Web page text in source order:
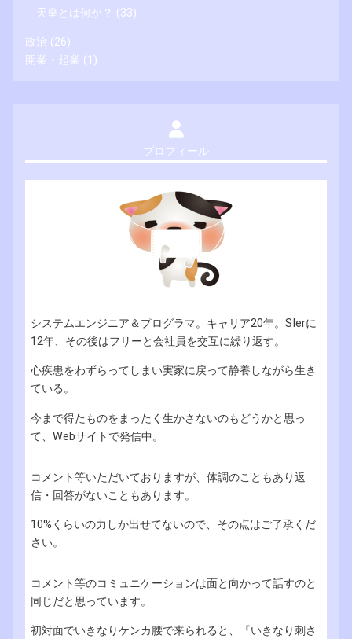
天皇とは何か？ (33)
政治 (26)
開業・起業 (1)
プロフィール
システムエンジニア＆プログラマ。キャリア20年。SIerに
12年、その後はフリーと会社員を交互に繰り返す。
心疾患をわずらってしまい実家に戻って静養しながら生き
ている。
今まで得たものをまったく生かさないのもどうかと思っ
て、Webサイトで発信中。
コメント等いただいておりますが、体調のこともあり返
信・回答がないこともあります。
10%くらいの力しか出せてないので、その点はご了承くだ
さい。
コメント等のコミュニケーションは面と向かって話すのと
同じだと思っています。
初対面でいきなりケンカ腰で来られると、『いきなり刺さ